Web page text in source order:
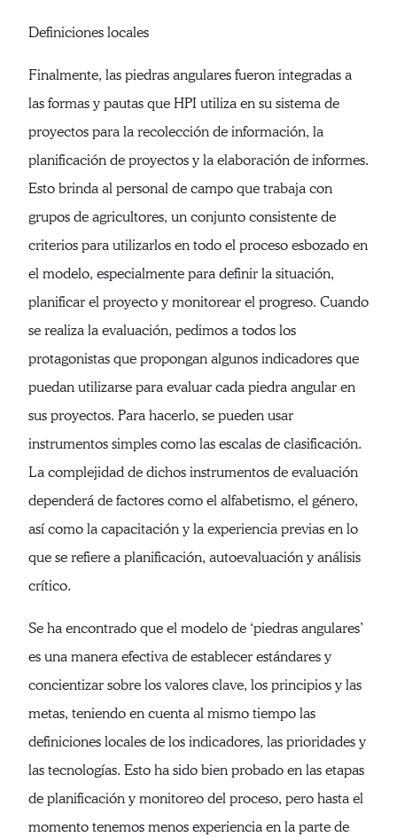
Definiciones locales
Finalmente, las piedras angulares fueron integradas a
las formas y pautas que HPI utiliza en su sistema de
proyectos para la recolección de información, la
planificación de proyectos y la elaboración de informes.
Esto brinda al personal de campo que trabaja con
grupos de agricultores, un conjunto consistente de
criterios para utilizarlos en todo el proceso esbozado en
el modelo, especialmente para definir la situación,
planificar el proyecto y monitorear el progreso. Cuando
se realiza la evaluación, pedimos a todos los
protagonistas que propongan algunos indicadores que
puedan utilizarse para evaluar cada piedra angular en
sus proyectos. Para hacerlo, se pueden usar
instrumentos simples como las escalas de clasificación.
La complejidad de dichos instrumentos de evaluación
dependerá de factores como el alfabetismo, el género,
así como la capacitación y la experiencia previas en lo
que se refiere a planificación, autoevaluación y análisis
crítico.
Se ha encontrado que el modelo de ‘piedras angulares’
es una manera efectiva de establecer estándares y
concientizar sobre los valores clave, los principios y las
metas, teniendo en cuenta al mismo tiempo las
definiciones locales de los indicadores, las prioridades y
las tecnologías. Esto ha sido bien probado en las etapas
de planificación y monitoreo del proceso, pero hasta el
momento tenemos menos experiencia en la parte de